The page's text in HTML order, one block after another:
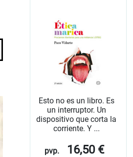
Esto no es un libro. Es
un interruptor. Un
dispositivo que corta la
corriente. Y ...
pvp. 16,50 €